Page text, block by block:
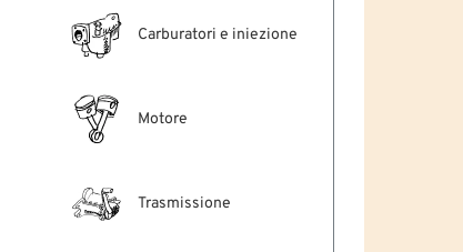
Carburatori e iniezione
Motore
Trasmissione